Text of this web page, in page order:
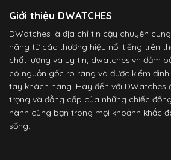
Giới thiệu DWATCHES
DWatches là địa chỉ tin cậy chuyên
hãng từ các thương hiệu nổi tiếng trên
chất lượng và uy tín, dwatches.vn đảm
có nguồn gốc rõ ràng và được kiểm
tay khách hàng. Hãy đến với DWatches
trọng và đẳng cấp của những chiếc
hành cùng bạn trong mọi khoảnh khắc
sống.